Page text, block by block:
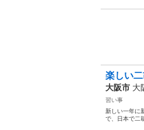
楽しい
大阪市 大
習い事
新しい一年に
で、日本で二